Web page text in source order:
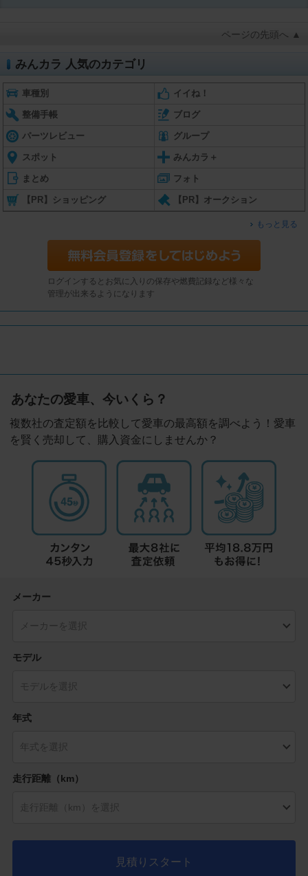
ページの先頭へ ▲
みんカラ 人気のカテゴリ
車種別 イイね！
整備手帳 ブログ
パーツレビュー グループ
スポット みんカラ＋
まとめ フォト
【PR】ショッピング 【PR】オークション
もっと見る
ログインするとお気に入りの保存や燃費記録など様々な
管理が出来るようになります
あなたの愛車、今いくら？
複数社の査定額を比較して愛車の最高額を調べよう！愛車
を賢く売却して、購入資金にしませんか？
メーカー
モデル
年式
走行距離（km）
見積りスタート